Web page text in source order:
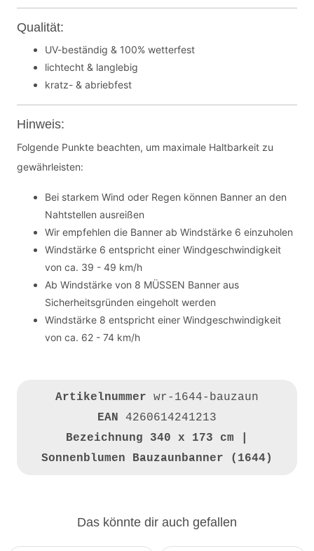
Qualität:
UV-beständig & 100% wetterfest
lichtecht & langlebig
kratz- & abriebfest
Hinweis:
Folgende Punkte beachten, um maximale Haltbarkeit zu
gewährleisten:
Bei starkem Wind oder Regen können Banner an den
Nahtstellen ausreißen
Wir empfehlen die Banner ab Windstärke 6 einzuholen
Windstärke 6 entspricht einer Windgeschwindigkeit
von ca. 39 - 49 km/h
Ab Windstärke von 8 MÜSSEN Banner aus
Sicherheitsgründen eingeholt werden
Windstärke 8 entspricht einer Windgeschwindigkeit
von ca. 62 - 74 km/h
Artikelnummer wr-1644-bauzaun
EAN 4260614241213
Bezeichnung 340 x 173 cm |
Sonnenblumen Bauzaunbanner (1644)
Das könnte dir auch gefallen